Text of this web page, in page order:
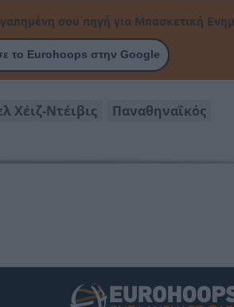
σου πηγή για Μπασκετική
το Eurohoops στην Google
Χέιζ-Ντέιβις Παναθηναΐκός